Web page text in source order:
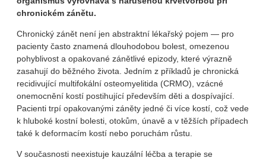
chronickém zánětu.
Chronický zánět není jen abstraktní lékařský pojem — pro
pacienty často znamená dlouhodobou bolest, omezenou
pohyblivost a opakované zánětlivé epizody, které výrazně
zasahují do běžného života. Jedním z příkladů je chronická
recidivující multifokální osteomyelitida (CRMO), vzácné
onemocnění kostí postihující především děti a dospívající.
Pacienti trpí opakovanými záněty jedné či více kostí, což vede
k hluboké kostní bolesti, otokům, únavě a v těžších případech
také k deformacím kostí nebo poruchám růstu.
V současnosti neexistuje kauzální léčba a terapie se